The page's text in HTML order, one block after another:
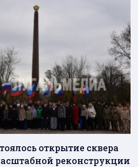
открытие сквера
реконструкции